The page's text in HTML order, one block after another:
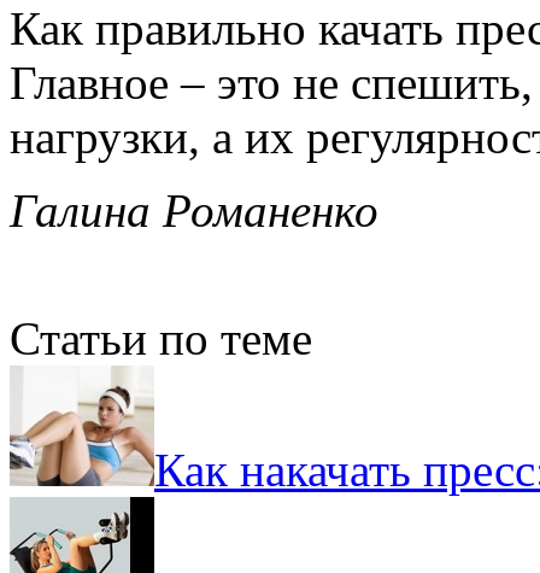
Как правильно качать
Главное – это не
нагрузки, а их
Галина Романенко
Статьи по теме
Как накачать